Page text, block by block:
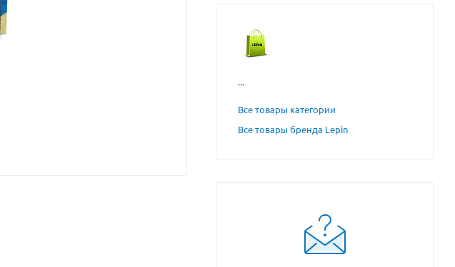
...
Все товары категории
Все товары бренда Lepin